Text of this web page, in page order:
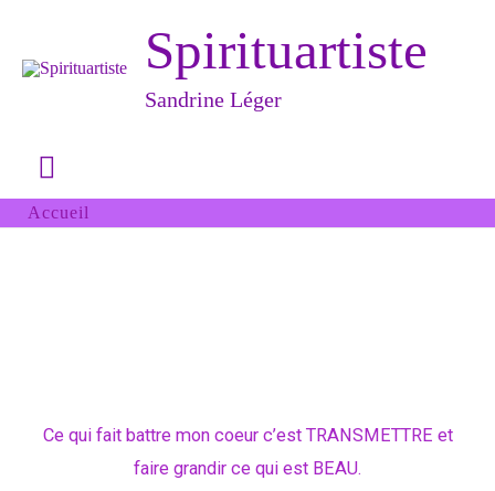
contenu
Spirituartiste
Sandrine Léger
principal
Accueil
Ce qui fait battre mon coeur c’est TRANSMETTRE et
faire grandir ce qui est BEAU.